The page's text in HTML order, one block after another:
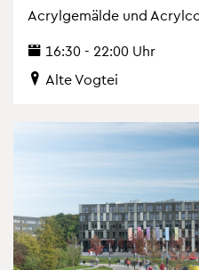
Acryl­ge­mäl­de und
16:30 - 22:00 Uhr
Alte Vog­tei